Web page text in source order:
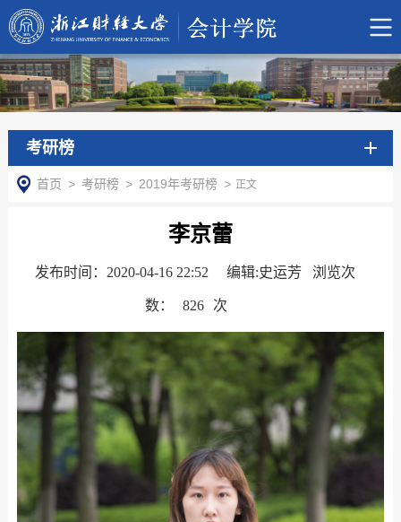
考研榜
首页 > 考研榜 > 2019年考研榜 > 正文
李京蕾
发布时间：2020-04-16 22:52 编辑:史运芳 浏览次
数： 826 次